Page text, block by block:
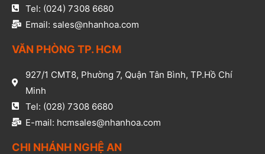
Tel: (024) 7308 6680
Email: sales@nhanhoa.com
VĂN PHÒNG TP. HCM​
927/1 CMT8, Phường 7, Quận Tân Bình, TP.Hồ Chí
Minh​
Tel: (028) 7308 6680​
E-mail: hcmsales@nhanhoa.com​
CHI NHÁNH NGHỆ AN​